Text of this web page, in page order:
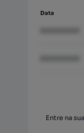
Data
Entre na